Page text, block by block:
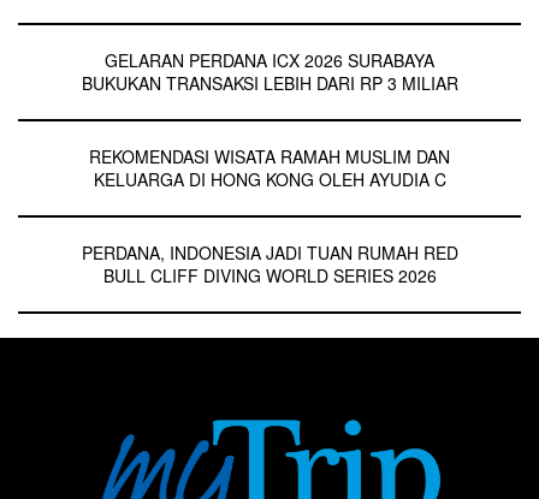
GELARAN PERDANA ICX 2026 SURABAYA
BUKUKAN TRANSAKSI LEBIH DARI RP 3 MILIAR
REKOMENDASI WISATA RAMAH MUSLIM DAN
KELUARGA DI HONG KONG OLEH AYUDIA C
PERDANA, INDONESIA JADI TUAN RUMAH RED
BULL CLIFF DIVING WORLD SERIES 2026